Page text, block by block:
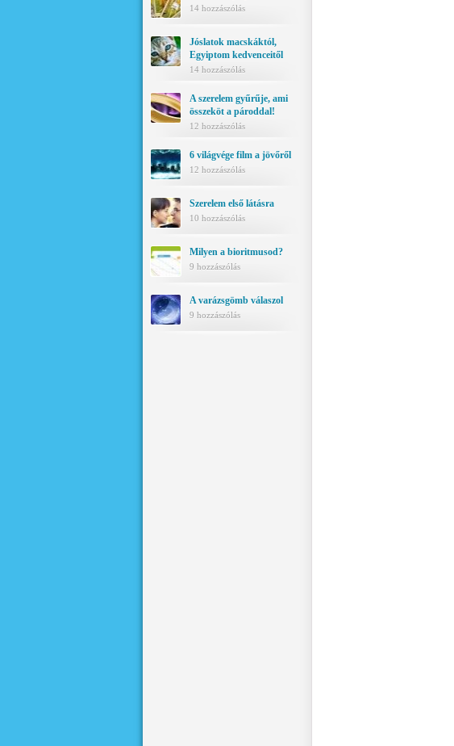
14 hozzászólás
Jóslatok macskáktól,
Egyiptom kedvenceitől
14 hozzászólás
A szerelem gyűrűje, ami
összeköt a pároddal!
12 hozzászólás
6 világvége film a jövőről
12 hozzászólás
Szerelem első látásra
10 hozzászólás
Milyen a bioritmusod?
9 hozzászólás
A varázsgömb válaszol
9 hozzászólás